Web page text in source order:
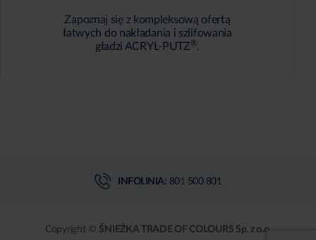
Zapoznaj się z kompleksową ofertą
łatwych do nakładania i szlifowania
gładzi ACRYL-PUTZ®.
INFOLINIA: 801 500 801
Copyright © ŚNIEŻKA TRADE OF COLOURS Sp. z o.o.